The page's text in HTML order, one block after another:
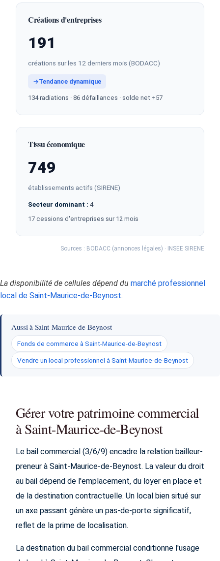
Créations d'entreprises
191
créations sur les 12 derniers mois (BODACC)
→Tendance dynamique
134 radiations · 86 défaillances · solde net +57
Tissu économique
749
établissements actifs (SIRENE)
Secteur dominant : 4
17 cessions d'entreprises sur 12 mois
Sources : BODACC (annonces légales) · INSEE SIRENE
La disponibilité de cellules dépend du marché professionnel
local de Saint-Maurice-de-Beynost.
Aussi à Saint-Maurice-de-Beynost
Fonds de commerce à Saint-Maurice-de-Beynost
Vendre un local professionnel à Saint-Maurice-de-Beynost
Gérer votre patrimoine commercial
à Saint-Maurice-de-Beynost
Le bail commercial (3/6/9) encadre la relation bailleur-
preneur à Saint-Maurice-de-Beynost. La valeur du droit
au bail dépend de l'emplacement, du loyer en place et
de la destination contractuelle. Un local bien situé sur
un axe passant génère un pas-de-porte significatif,
reflet de la prime de localisation.
La destination du bail commercial conditionne l'usage